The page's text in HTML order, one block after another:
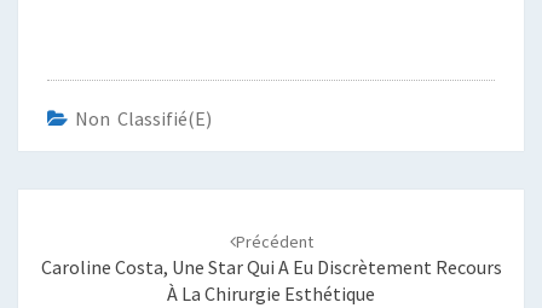
Non Classifié(e)
Précédent
Caroline Costa, Une Star Qui A Eu Discrètement Recours
À La Chirurgie Esthétique